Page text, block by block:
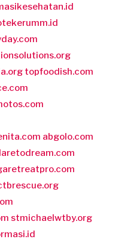
topfoodish.com
abgolo.com
stmichaelwtby.org